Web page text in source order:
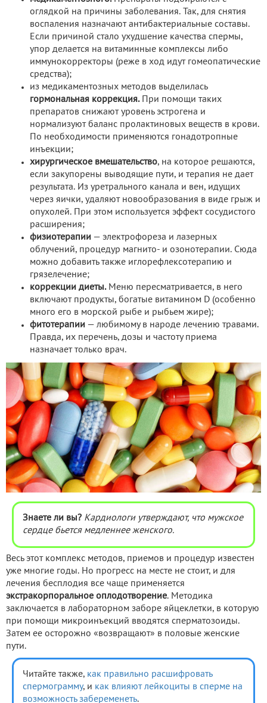
оглядкой на причины заболевания. Так, для снятия
воспаления назначают антибактериальные составы.
Если причиной стало ухудшение качества спермы,
упор делается на витаминные комплексы либо
иммунокорректоры (реже в ход идут гомеопатические
средства);
из медикаментозных методов выделилась
гормональная коррекция.При помощи таких
препаратов снижают уровень эстрогена и
нормализуют баланс пролактиновых веществ в крови.
По необходимости применяются гонадотропные
инъекции;
хирургическое вмешательство, на которое решаются,
если закупорены выводящие пути, и терапия не дает
результата. Из уретрального канала и вен, идущих
через яички, удаляют новообразования в виде грыж и
опухолей. При этом используется эффект сосудистого
расширения;
физиотерапии — электрофореза и лазерных
облучений, процедур магнито- и озонотерапии. Сюда
можно добавить также иглорефлексотерапию и
грязелечение;
коррекции диеты.Меню пересматривается, в него
включают продукты, богатые витамином D (особенно
много его в морской рыбе и рыбьем жире);
фитотерапии — любимому в народе лечению травами.
Правда, их перечень, дозы и частоту приема
назначает только врач.
Знаете ли вы? Кардиологи утверждают, что мужское
сердце бьется медленнее женского.
Весь этот комплекс методов, приемов и процедур известен
уже многие годы. Но прогресс на месте не стоит, и для
лечения бесплодия все чаще применяется
экстракорпоральное оплодотворение. Методика
заключается в лабораторном заборе яйцеклетки, в которую
при помощи микроинъекций вводятся сперматозоиды.
Затем ее осторожно «возвращают» в половые женские
пути.
Читайте также, как правильно расшифровать
спермограмму, и как влияют лейкоциты в сперме на
возможность забеременеть.